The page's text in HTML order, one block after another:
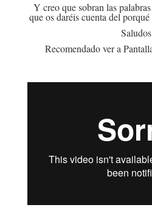
Y creo que sobran las
que os daréis cuenta del
Saludos
Recomendado ver a